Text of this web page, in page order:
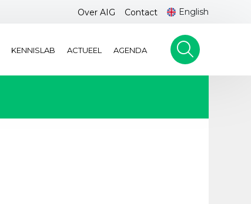
Over AIG Contact English
KENNISLAB ACTUEEL AGENDA